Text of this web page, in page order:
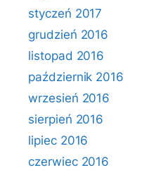
styczeń 2017
grudzień 2016
listopad 2016
październik 2016
wrzesień 2016
sierpień 2016
lipiec 2016
czerwiec 2016